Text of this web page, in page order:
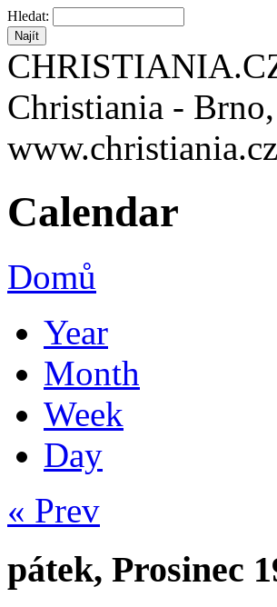
Hledat:
Christiania -
www.christiania.cz
Calendar
Domů
Year
Month
Week
Day
« Prev
pátek, Prosinec